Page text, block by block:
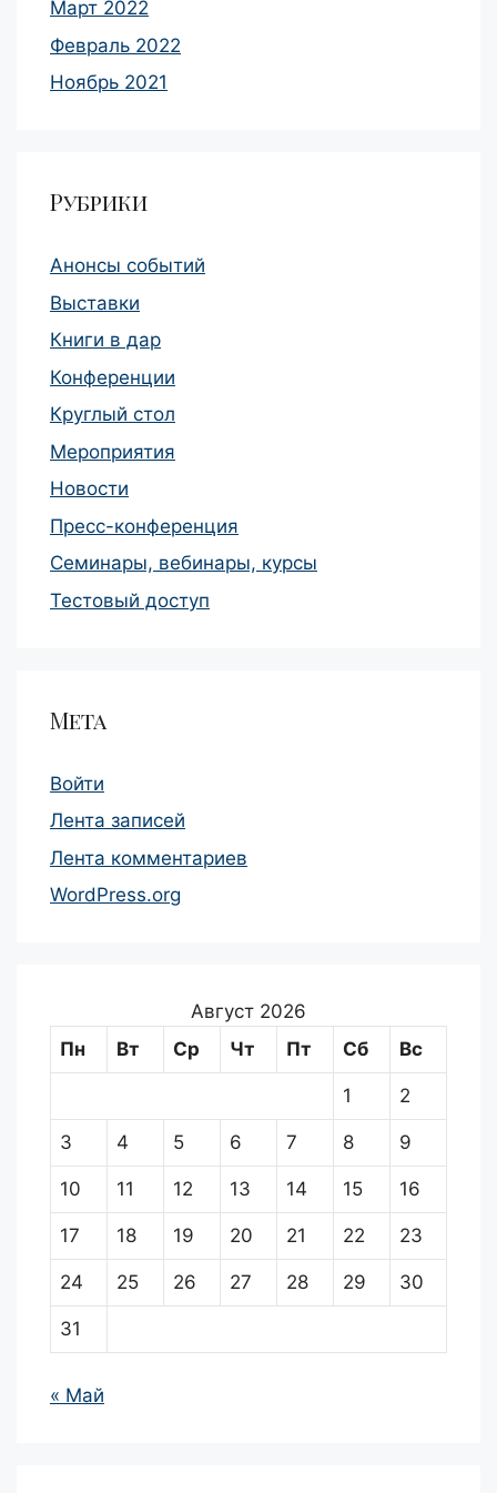
Март 2022
Февраль 2022
Ноябрь 2021
Рубрики
Анонсы событий
Выставки
Книги в дар
Конференции
Круглый стол
Мероприятия
Новости
Пресс-конференция
Семинары, вебинары, курсы
Тестовый доступ
Мета
Войти
Лента записей
Лента комментариев
WordPress.org
Август 2026
Пн
Вт Ср Чт Пт Сб Вс
1 2
3 4 5 6 7 8 9
10 11 12 13 14 15 16
17 18 19 20 21 22 23
24 25 26 27 28 29 30
31
« Май